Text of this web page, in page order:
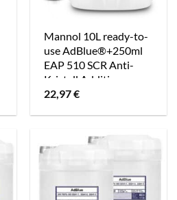
Mannol 10L ready-to-
use AdBlue®+250ml
EAP 510 SCR Anti-
Kristall Additiv
[Hersteller-Nr.
22,97€